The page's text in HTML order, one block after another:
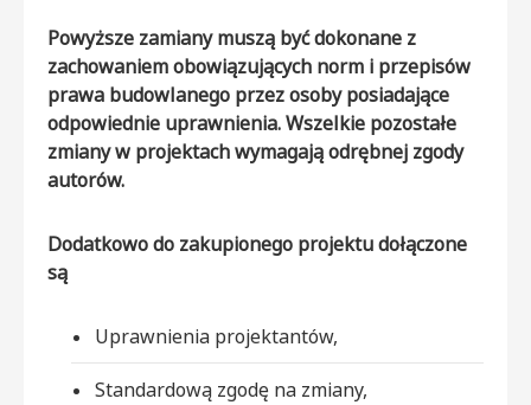
Powyższe zamiany muszą być dokonane z
zachowaniem obowiązujących norm i przepisów
prawa budowlanego przez osoby posiadające
odpowiednie uprawnienia. Wszelkie pozostałe
zmiany w projektach wymagają odrębnej zgody
autorów.
Dodatkowo do zakupionego projektu dołączone
są
Uprawnienia projektantów,
Standardową zgodę na zmiany,